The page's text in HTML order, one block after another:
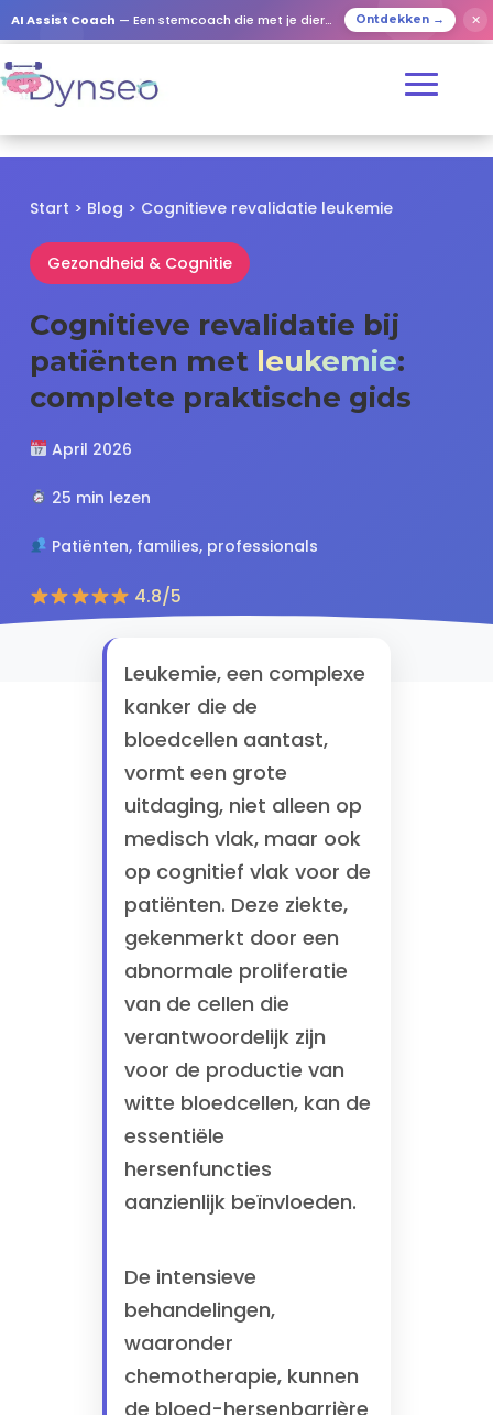
AI Assist Coach — Een stemcoach die met je dierbaren speelt Ontdekken → ✕
Start > Blog > Cognitieve revalidatie leukemie
Gezondheid & Cognitie
Cognitieve revalidatie bij
patiënten met leukemie:
complete praktische gids
April 2026
25 min lezen
Patiënten, families, professionals
4.8/5
Leukemie, een complexe
kanker die de
bloedcellen aantast,
vormt een grote
uitdaging, niet alleen op
medisch vlak, maar ook
op cognitief vlak voor de
patiënten. Deze ziekte,
gekenmerkt door een
abnormale proliferatie
van de cellen die
verantwoordelijk zijn
voor de productie van
witte bloedcellen, kan de
essentiële
hersenfuncties
aanzienlijk beïnvloeden.
De intensieve
behandelingen,
waaronder
chemotherapie, kunnen
de bloed-hersenbarrière